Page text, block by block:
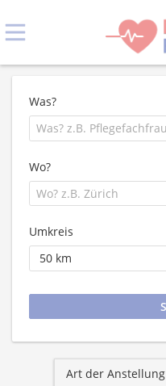
Was?
Wo?
Umkreis
Art der Anstellung